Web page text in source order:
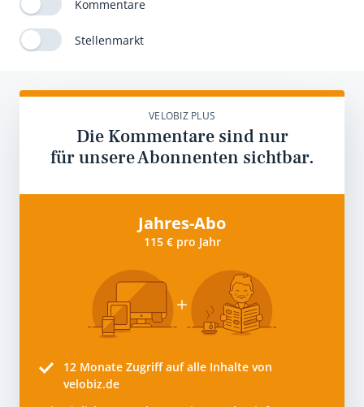
Kommentare
Stellenmarkt
VELOBIZ PLUS
Die Kommentare sind nur
für unsere Abonnenten sichtbar.
Jahres-Abo
115 € pro Jahr
12 Monate Zugriff auf alle Inhalte von
velobiz.de